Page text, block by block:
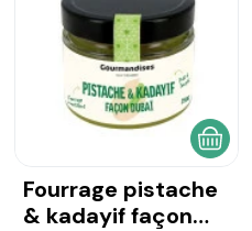
AU PANIER
Fourrage pistache
& kadayif façon